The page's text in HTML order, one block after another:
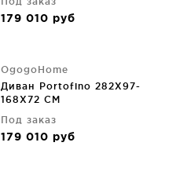
179 010 руб
OgogoHome
Диван Portofino 282X97-
168X72 CM
Под заказ
179 010 руб